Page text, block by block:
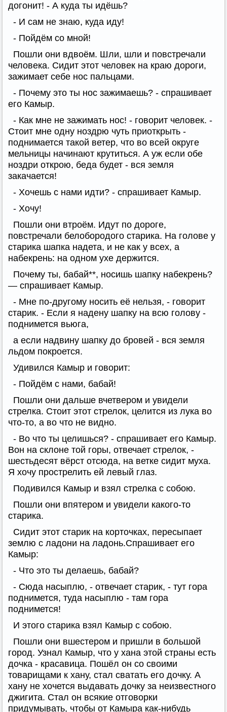
догонит! - А куда ты идёшь?
- И сам не знаю, куда иду!
- Пойдём со мной!
Пошли они вдвоём. Шли, шли и повстречали
человека. Сидит этот человек на краю дороги,
зажимает себе нос пальцами.
- Почему это ты нос зажимаешь? - спрашивает
его Камыр.
- Как мне не зажимать нос! - говорит человек. -
Стоит мне одну ноздрю чуть приоткрыть -
поднимается такой ветер, что во всей округе
мельницы начинают крутиться. А уж если обе
ноздри открою, беда будет - вся земля
закачается!
- Хочешь с нами идти? - спрашивает Камыр.
- Хочу!
Пошли они втроём. Идут по дороге,
повстречали белобородого старика. На голове у
старика шапка надета, и не как у всех, а
набекрень: на одном ухе держится.
Почему ты, бабай**, носишь шапку набекрень?
— спрашивает Камыр.
- Мне по-другому носить её нельзя, - говорит
старик. - Если я надену шапку на всю голову -
поднимется вьюга,
а если надвину шапку до бровей - вся земля
льдом покроется.
Удивился Камыр и говорит:
- Пойдём с нами, бабай!
Пошли они дальше вчетвером и увидели
стрелка. Стоит этот стрелок, целится из лука во
что-то, а во что не видно.
- Во что ты целишься? - спрашивает его Камыр.
Вон на склоне той горы, отвечает стрелок, -
шестьдесят вёрст отсюда, на ветке сидит муха.
Я хочу прострелить ей левый глаз.
Подивился Камыр и взял стрелка с собою.
Пошли они впятером и увидели какого-то
старика.
Сидит этот старик на корточках, пересыпает
землю с ладони на ладонь.Спрашивает его
Камыр:
- Что это ты делаешь, бабай?
- Сюда насыплю, - отвечает старик, - тут гора
поднимется, туда насыплю - там гора
поднимется!
И этого старика взял Камыр с собою.
Пошли они вшестером и пришли в большой
город. Узнал Камыр, что у хана этой страны есть
дочка - красавица. Пошёл он со своими
товарищами к хану, стал сватать его дочку. А
хану не хочется выдавать дочку за неизвестного
джигита. Стал он всякие отговорки
придумывать, чтобы от Камыра как-нибудь